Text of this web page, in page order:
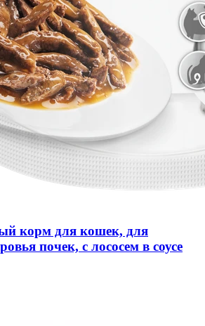
корм для кошек, для
почек, с лососем в соусе